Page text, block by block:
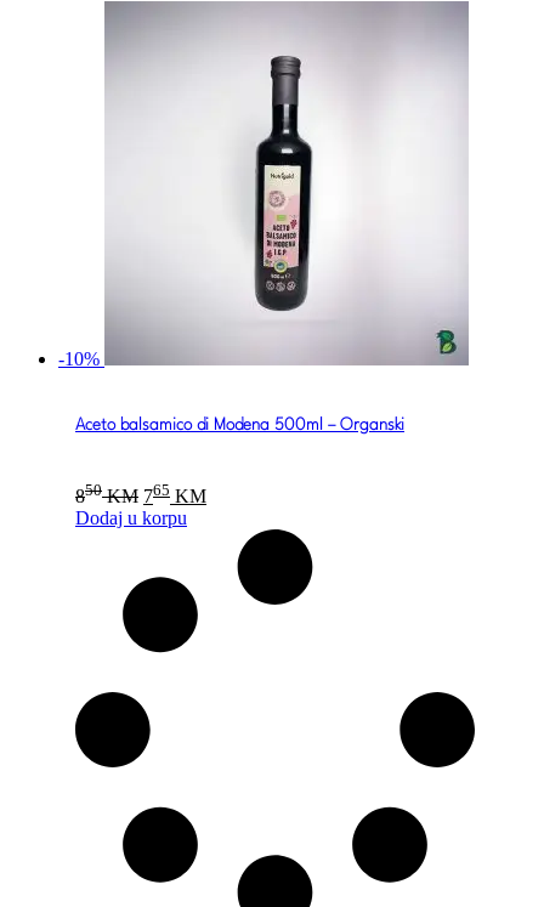
-10%
Aceto balsamico di Modena 500ml – Organski
850 KM Original
price
was:
765 KMCurrent
price
765 KM.
Dodaj u korpu